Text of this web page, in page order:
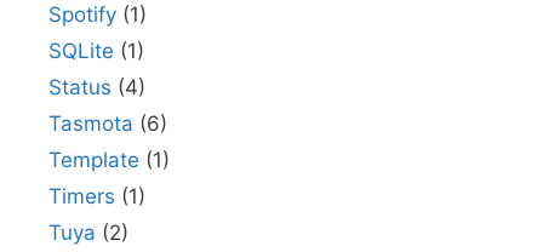
Spotify (1)
SQLite (1)
Status (4)
Tasmota (6)
Template (1)
Timers (1)
Tuya (2)